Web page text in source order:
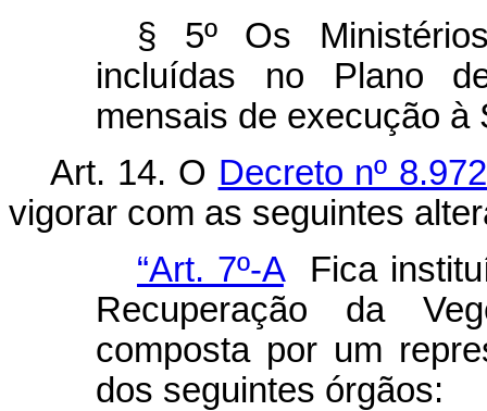
§ 5º Os
incluídas no Plano
mensais de execução à
Art. 14. O Decreto nº
vigorar com as seguintes
“Art. 7º-AFica
Recuperação da
composta por um
dos seguintes órgãos: